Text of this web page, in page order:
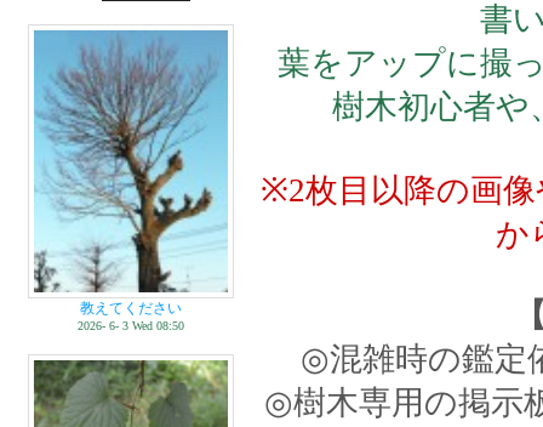
教えてください
2026- 6- 3 Wed 08:50
書
葉をアップに撮
樹木初心者や
※2枚目以降の画
か
◎混雑時の鑑定
◎樹木専用の掲示